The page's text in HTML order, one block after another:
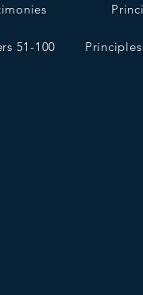
51-100